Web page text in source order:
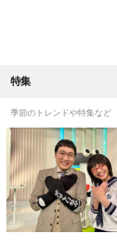
特集
季節のトレンドや特集など